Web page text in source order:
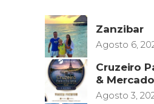
Zanzibar
Agosto 6,
Cruzeiro
&
Agosto 3,